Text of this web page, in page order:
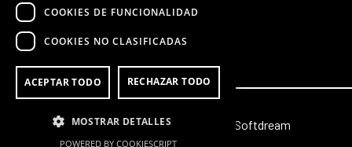
Contacto
© 2026 Octubre | Web creada por Softdream
COOKIES DE FUNCIONALIDAD
COOKIES NO CLASIFICADAS
ACEPTAR TODO RECHAZAR TODO
MOSTRAR DETALLES
POWERED BY COOKIESCRIPT